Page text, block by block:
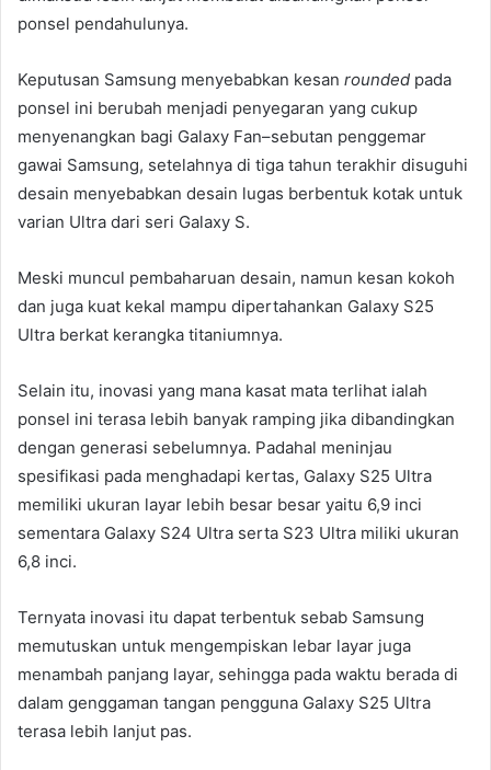
ponsel pendahulunya.
Keputusan Samsung menyebabkan kesan rounded pada
ponsel ini berubah menjadi penyegaran yang cukup
menyenangkan bagi Galaxy Fan–sebutan penggemar
gawai Samsung, setelahnya di tiga tahun terakhir disuguhi
desain menyebabkan desain lugas berbentuk kotak untuk
varian Ultra dari seri Galaxy S.
Meski muncul pembaharuan desain, namun kesan kokoh
dan juga kuat kekal mampu dipertahankan Galaxy S25
Ultra berkat kerangka titaniumnya.
Selain itu, inovasi yang mana kasat mata terlihat ialah
ponsel ini terasa lebih banyak ramping jika dibandingkan
dengan generasi sebelumnya. Padahal meninjau
spesifikasi pada menghadapi kertas, Galaxy S25 Ultra
memiliki ukuran layar lebih besar besar yaitu 6,9 inci
sementara Galaxy S24 Ultra serta S23 Ultra miliki ukuran
6,8 inci.
Ternyata inovasi itu dapat terbentuk sebab Samsung
memutuskan untuk mengempiskan lebar layar juga
menambah panjang layar, sehingga pada waktu berada di
dalam genggaman tangan pengguna Galaxy S25 Ultra
terasa lebih lanjut pas.